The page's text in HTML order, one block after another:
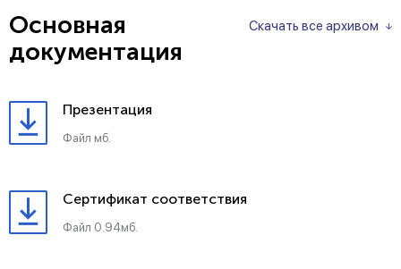
Скачать все архивом
Основная
документация
Презентация
Файл мб.
Сертификат соответствия
Файл 0.94мб.